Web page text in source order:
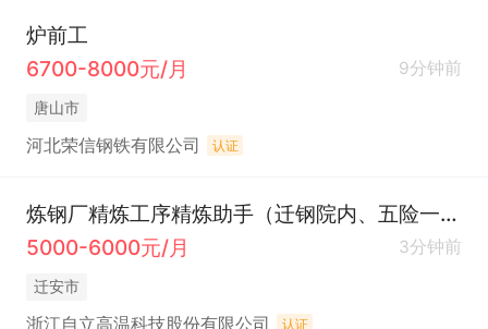
炉前工
6700-8000元/月
9分钟前
唐山市
河北荣信钢铁有限公司 认证
炼钢厂精炼工序精炼助手（迁钢院内、五险一金）
5000-6000元/月
3分钟前
迁安市
浙江自立高温科技股份有限公司 认证